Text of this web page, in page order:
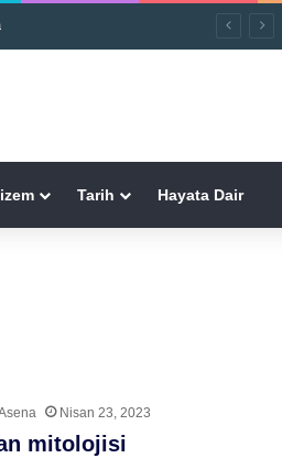
Tarih Hayata Dair
Nisan 23, 2023
mitolojisi